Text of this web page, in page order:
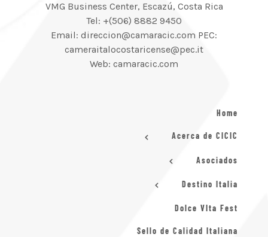
VMG Business Center, Escazú, Costa Rica
Tel: +(506) 8882 9450
Email: direccion@camaracic.com PEC:
cameraitalocostaricense@pec.it
Web: camaracic.com
Home
Acerca de CICIC
Asociados
Destino Italia
Dolce VIta Fest
Sello de Calidad Italiana